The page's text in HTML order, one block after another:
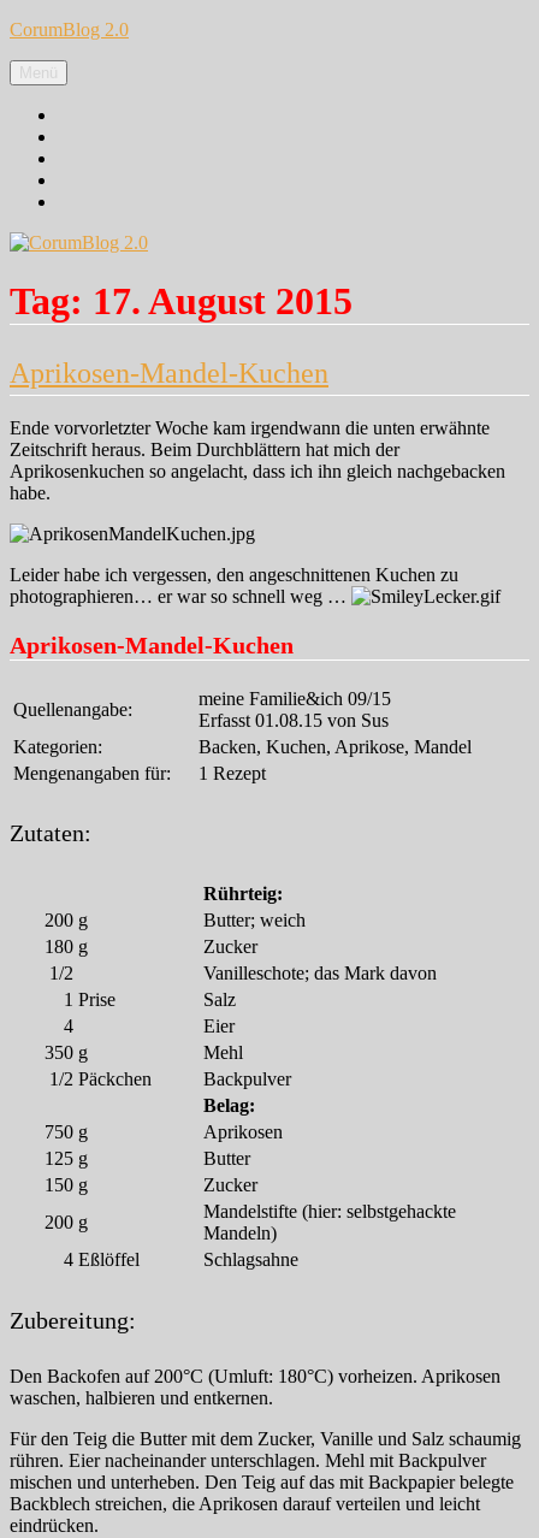
Zum
springen
CorumBlog 2.0
Menü
Tag: 17. August 2015
Aprikosen-Mandel-Kuchen
Ende vorvorletzter Woche kam irgendwann die unten erwähnte
Zeitschrift heraus. Beim Durchblättern hat mich der
Aprikosenkuchen so angelacht, dass ich ihn gleich nachgebacken
habe.
Leider habe ich vergessen, den angeschnittenen Kuchen zu
photographieren… er war so schnell weg …
Aprikosen-Mandel-Kuchen
Quellenangabe:
meine Familie&ich 09/15
Erfasst 01.08.15 von Sus
Kategorien:
Backen, Kuchen, Aprikose, Mandel
Mengenangaben für:
1 Rezept
Zutaten:
Rührteig:
200 g
Butter; weich
180 g
Zucker
1/2
Vanilleschote; das Mark davon
1 Prise
Salz
4
Eier
350 g
Mehl
1/2 Päckchen
Backpulver
Belag:
750 g
Aprikosen
125 g
Butter
150 g
Zucker
200 g
Mandelstifte (hier: selbstgehackte
Mandeln)
4 Eßlöffel Schlagsahne
Zubereitung:
Den Backofen auf 200°C (Umluft: 180°C) vorheizen. Aprikosen
waschen, halbieren und entkernen.
Für den Teig die Butter mit dem Zucker, Vanille und Salz schaumig
rühren. Eier nacheinander unterschlagen. Mehl mit Backpulver
mischen und unterheben. Den Teig auf das mit Backpapier belegte
Backblech streichen, die Aprikosen darauf verteilen und leicht
eindrücken.